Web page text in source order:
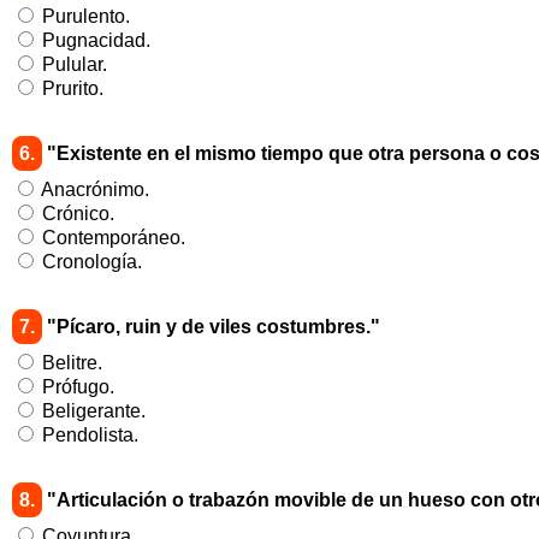
Purulento.
Pugnacidad.
Pulular.
Prurito.
6.
"Existente en el mismo tiempo que otra persona o
Anacrónimo.
Crónico.
Contemporáneo.
Cronología.
7.
"Pícaro, ruin y de viles costumbres."
Belitre.
Prófugo.
Beligerante.
Pendolista.
8.
"Articulación o trabazón movible de un hueso con